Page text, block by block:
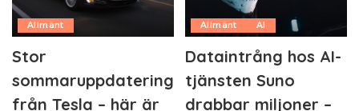
Allmänt
Stor
sommaruppdatering
från Tesla – här är
Allmänt AI
Dataintrång hos AI-
tjänsten Suno
drabbar miljoner –